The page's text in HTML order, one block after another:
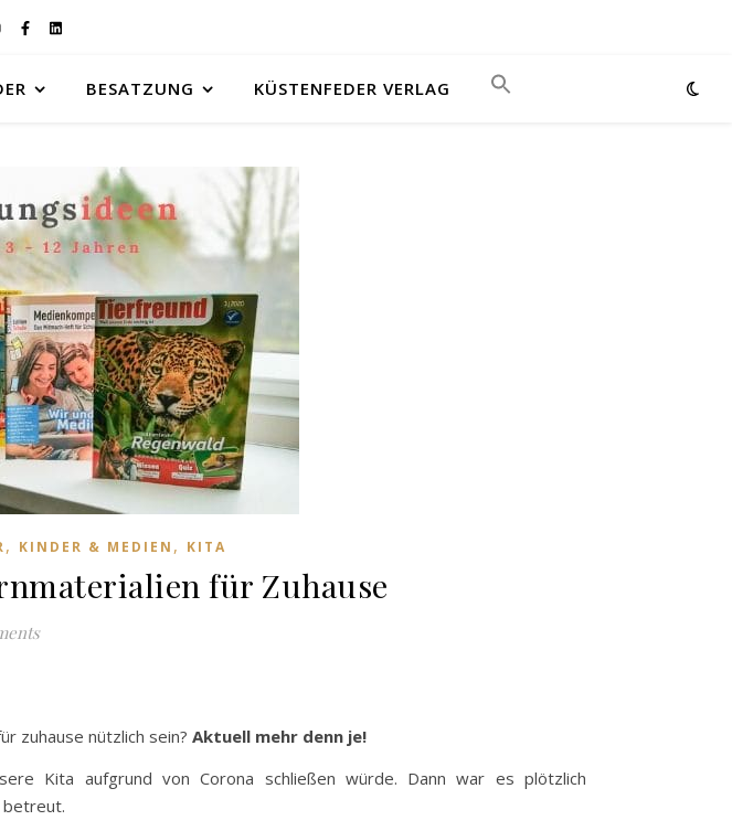
BESATZUNG KÜSTENFEDER VERLAG
, KINDER & MEDIEN , KITA
für Zuhause
zuhause nützlich sein? Aktuell mehr denn je!
Kita aufgrund von Corona schließen würde. Dann war es plötzlich
betreut.